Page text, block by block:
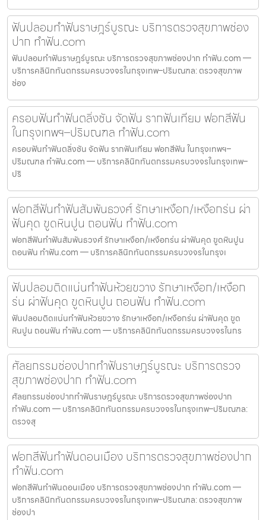
ฟันปลอมทำฟันราษฎร์บูรณะ บริการตรวจสุขภาพช่อง
ปาก ทำฟัน.com
ฟันปลอมทำฟันราษฎร์บูรณะ บริการตรวจสุขภาพช่องปาก ทำฟัน.com —
บริการคลินิกทันตกรรมครบวงจรในกรุงเทพ–ปริมณฑล: ตรวจสุขภาพ
ช่อง
ครอบฟันทำฟันตลิ่งชัน จัดฟัน รากฟันเทียม ฟอกสีฟัน
ในกรุงเทพฯ–ปริมณฑล ทำฟัน.com
ครอบฟันทำฟันตลิ่งชัน จัดฟัน รากฟันเทียม ฟอกสีฟัน ในกรุงเทพฯ–
ปริมณฑล ทำฟัน.com — บริการคลินิกทันตกรรมครบวงจรในกรุงเทพ–
ปริ
ฟอกสีฟันทำฟันสัมพันธวงศ์ รักษาเหงือก/เหงือกร่น ผ่า
ฟันคุด ขูดหินปูน ถอนฟัน ทำฟัน.com
ฟอกสีฟันทำฟันสัมพันธวงศ์ รักษาเหงือก/เหงือกร่น ผ่าฟันคุด ขูดหินปูน
ถอนฟัน ทำฟัน.com — บริการคลินิกทันตกรรมครบวงจรในกรุงเ
ฟันปลอมติดแน่นทำฟันห้วยขวาง รักษาเหงือก/เหงือก
ร่น ผ่าฟันคุด ขูดหินปูน ถอนฟัน ทำฟัน.com
ฟันปลอมติดแน่นทำฟันห้วยขวาง รักษาเหงือก/เหงือกร่น ผ่าฟันคุด ขูด
หินปูน ถอนฟัน ทำฟัน.com — บริการคลินิกทันตกรรมครบวงจรในกร
ศัลยกรรมช่องปากทำฟันราษฎร์บูรณะ บริการตรวจ
สุขภาพช่องปาก ทำฟัน.com
ศัลยกรรมช่องปากทำฟันราษฎร์บูรณะ บริการตรวจสุขภาพช่องปาก
ทำฟัน.com — บริการคลินิกทันตกรรมครบวงจรในกรุงเทพ–ปริมณฑล:
ตรวจสุ
ฟอกสีฟันทำฟันดอนเมือง บริการตรวจสุขภาพช่องปาก
ทำฟัน.com
ฟอกสีฟันทำฟันดอนเมือง บริการตรวจสุขภาพช่องปาก ทำฟัน.com —
บริการคลินิกทันตกรรมครบวงจรในกรุงเทพ–ปริมณฑล: ตรวจสุขภาพ
ช่องปา